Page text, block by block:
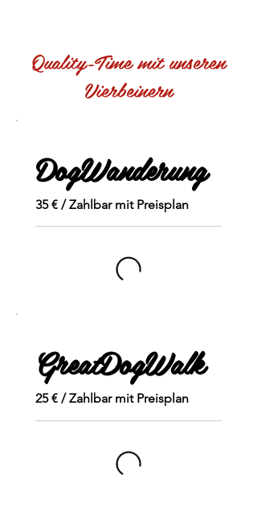
Quality-Time mit unseren
Vierbeinern
DogWanderung
35 € / Zahlbar mit Preisplan
GreatDogWalk
25 € / Zahlbar mit Preisplan